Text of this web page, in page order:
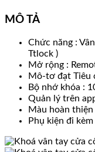
MÔ TẢ
Chức năng :
Ttlock )
Mở rộng :
Mô-tơ đạt Tiêu
Bộ nhớ khóa :
Quản lý trên
Màu hoàn
Phụ kiện đi